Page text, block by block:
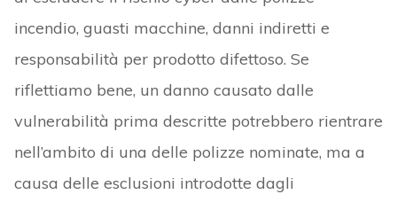
incendio, guasti macchine, danni indiretti e
responsabilità per prodotto difettoso. Se
riflettiamo bene, un danno causato dalle
vulnerabilità prima descritte potrebbero rientrare
nell’ambito di una delle polizze nominate, ma a
causa delle esclusioni introdotte dagli